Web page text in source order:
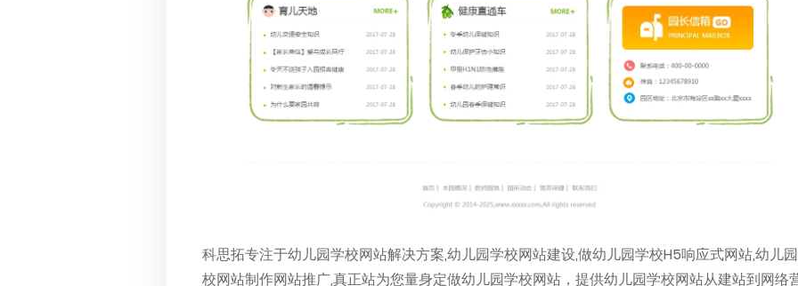
科思拓专注于幼儿园学校网站解决方案,幼儿园学校网站建设,做幼儿园学校H5响应式网站,幼儿
校网站制作网站推广,真正站为您量身定做幼儿园学校网站，提供幼儿园学校网站从建站到网络